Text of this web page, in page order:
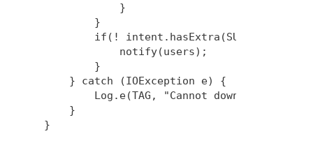
            }
        }
if(!
            notify(users);
        }
    } catch (IOException e) {
Log.e(TAG, "Cannot download
    }